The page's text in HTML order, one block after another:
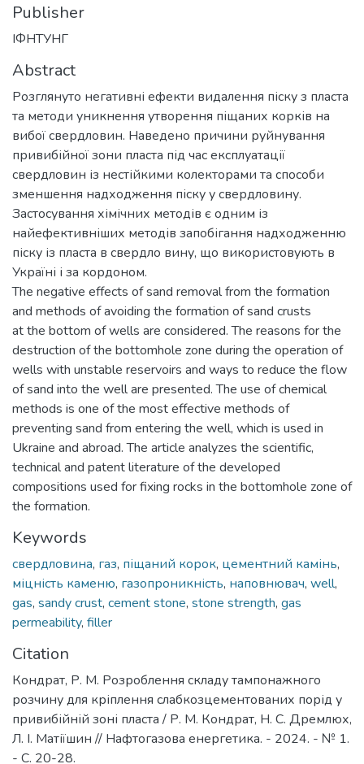
Publisher
ІФНТУНГ
Abstract
Розглянуто негативні ефекти видалення піску з пласта
та методи уникнення утворення піщаних корків на
вибої свердловин. Наведено причини руйнування
привибійної зони пласта під час експлуатації
свердловин із нестійкими колекторами та способи
зменшення надходження піску у свердловину.
Застосування хімічних методів є одним із
найефективніших методів запобігання надходженню
піску із пласта в свердло вину, що використовують в
Україні і за кордоном.
The negative effects of sand removal from the formation
and methods of avoiding the formation of sand crusts
at the bottom of wells are considered. The reasons for the
destruction of the bottomhole zone during the operation of
wells with unstable reservoirs and ways to reduce the flow
of sand into the well are presented. The use of chemical
methods is one of the most effective methods of
preventing sand from entering the well, which is used in
Ukraine and abroad. The article analyzes the scientific,
technical and patent literature of the developed
compositions used for fixing rocks in the bottomhole zone of
the formation.
Keywords
свердловина, газ, піщаний корок, цементний камінь,
міцність каменю, газопроникність, наповнювач, well,
gas, sandy crust, cement stone, stone strength, gas
permeability, filler
Citation
Кондрат, Р. М. Розроблення складу тампонажного
розчину для кріплення слабкозцементованих порід у
привибійній зоні пласта / Р. М. Кондрат, Н. С. Дремлюх,
Л. І. Матіїшин // Нафтогазова енергетика. - 2024. - № 1.
- С. 20-28.